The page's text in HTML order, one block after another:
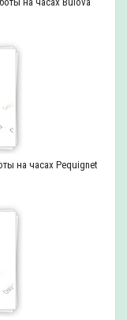
на часах Pequignet